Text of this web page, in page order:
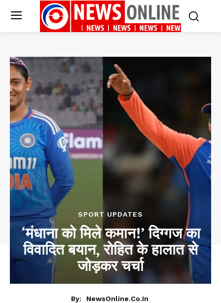
SPORT UPDATES
‘मंधाना को मिले कमान!’ दिग्गज का
विवादित बयान, रोहित के हालात से
जोड़कर चर्चा
By:
NewsOnline.co.in